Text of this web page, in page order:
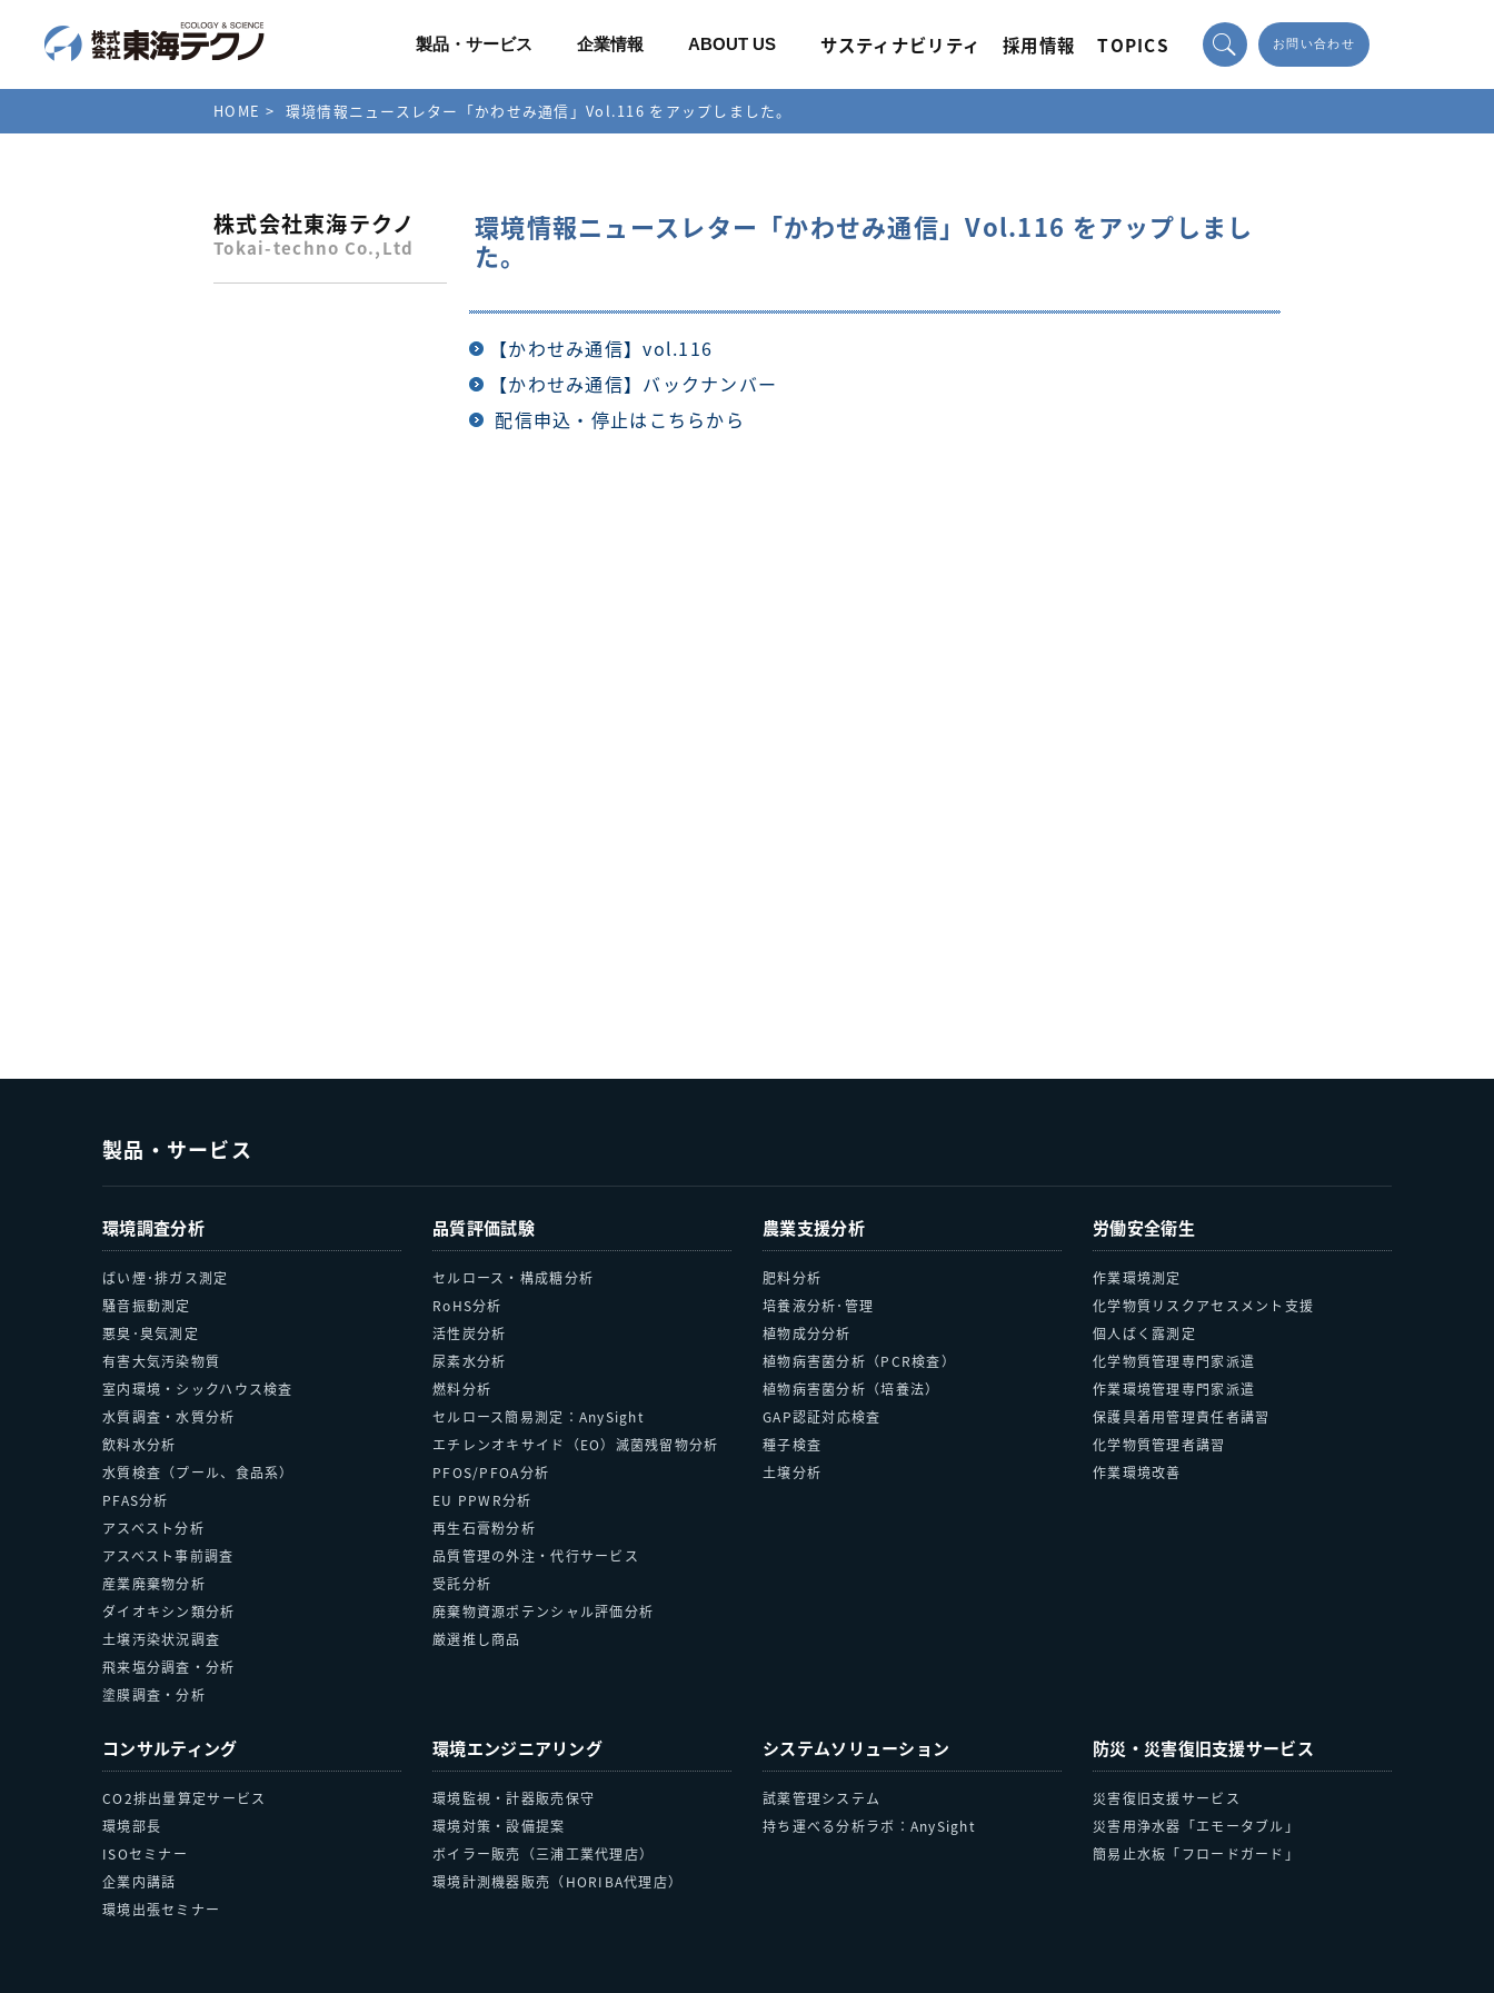
製品・サービス 企業情報 ABOUT US サスティナビリティ 採用情報 TOPICS お問い合わせ
HOME 環境情報ニュースレター「かわせみ通信」Vol.116 をアップしました。
環境情報ニュースレター「かわせみ通信」Vol.116 をアップしまし
た。
【かわせみ通信】vol.116
【かわせみ通信】バックナンバー
配信申込・停止はこちらから
株式会社東海テクノ
Tokai-techno Co.,Ltd
製品・サービス
環境調査分析
ばい煙･排ガス測定
騒音振動測定
悪臭･臭気測定
有害大気汚染物質
室内環境・シックハウス検査
水質調査・水質分析
飲料水分析
水質検査（プール、食品系）
PFAS分析
アスベスト分析
アスベスト事前調査
産業廃棄物分析
ダイオキシン類分析
土壌汚染状況調査
飛来塩分調査・分析
塗膜調査・分析
品質評価試験
セルロース・構成糖分析
RoHS分析
活性炭分析
尿素水分析
燃料分析
セルロース簡易測定：AnySight
エチレンオキサイド（EO）滅菌残留物分析
PFOS/PFOA分析
EU PPWR分析
再生石膏粉分析
品質管理の外注・代行サービス
受託分析
廃棄物資源ポテンシャル評価分析
厳選推し商品
農業支援分析
肥料分析
培養液分析･管理
植物成分分析
植物病害菌分析（PCR検査）
植物病害菌分析（培養法）
GAP認証対応検査
種子検査
土壌分析
労働安全衛生
作業環境測定
化学物質リスクアセスメント支援
個人ばく露測定
化学物質管理専門家派遣
作業環境管理専門家派遣
保護具着用管理責任者講習
化学物質管理者講習
作業環境改善
コンサルティング
CO2排出量算定サービス
環境部長
ISOセミナー
企業内講話
環境出張セミナー
環境エンジニアリング
環境監視・計器販売保守
環境対策・設備提案
ボイラー販売（三浦工業代理店）
環境計測機器販売（HORIBA代理店）
システムソリューション
試薬管理システム
持ち運べる分析ラボ：AnySight
防災・災害復旧支援サービス
災害復旧支援サービス
災害用浄水器「エモータブル」
簡易止水板「フロードガード」